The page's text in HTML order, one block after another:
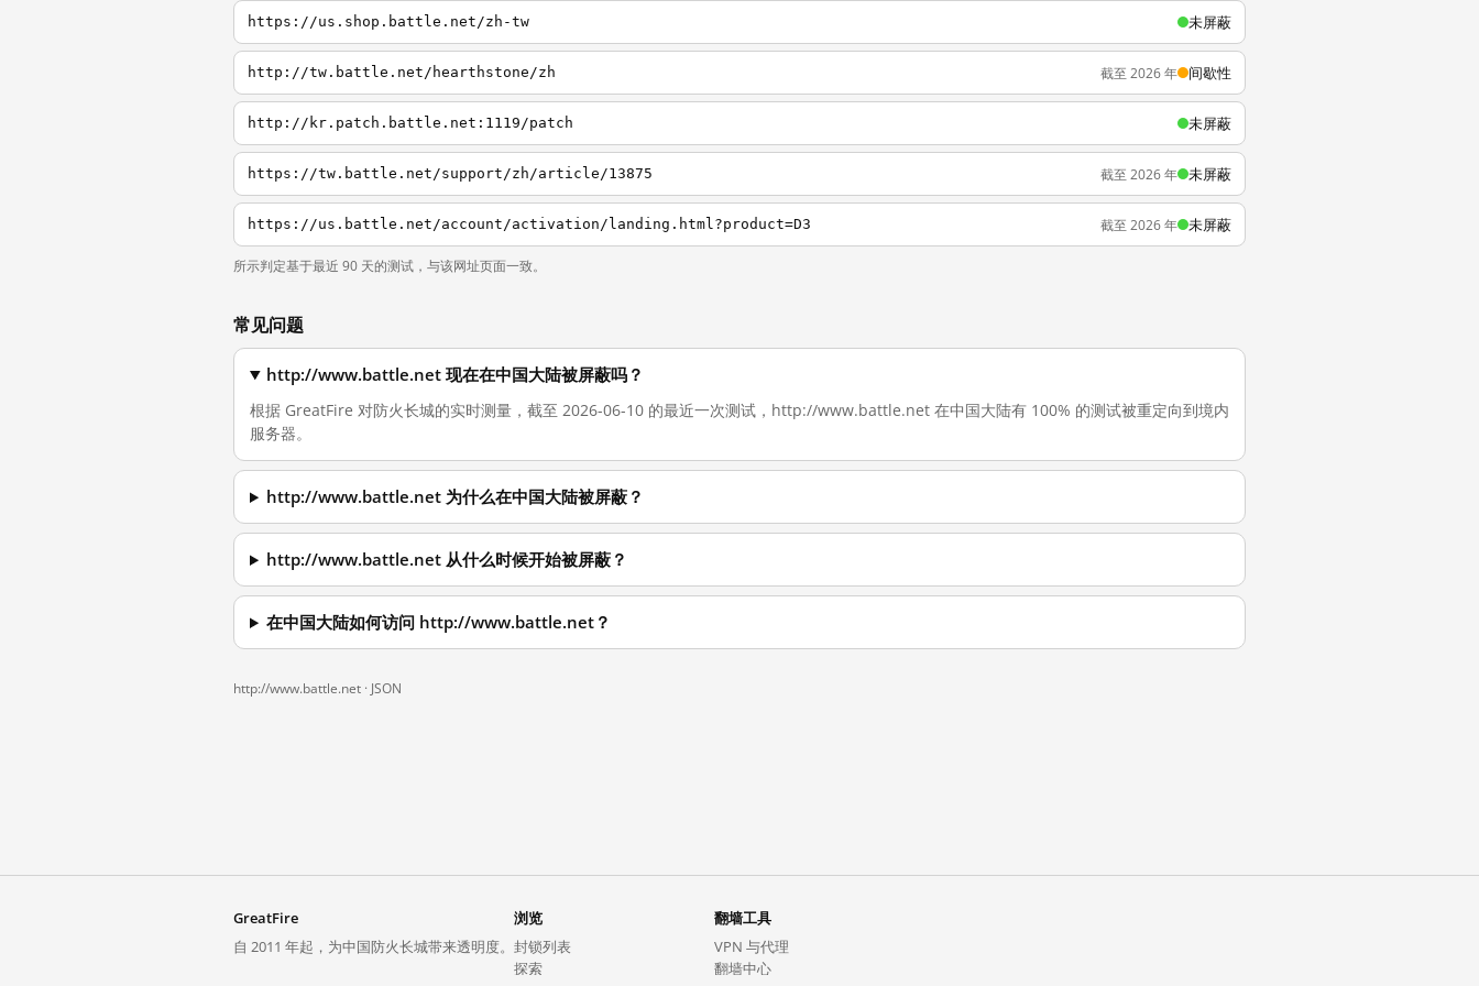
https://us.shop.battle.net/zh-tw 未屏蔽
http://tw.battle.net/hearthstone/zh 截至 2026 年 间歇性
http://kr.patch.battle.net:1119/patch 未屏蔽
https://tw.battle.net/support/zh/article/13875 截至 2026 年 未屏蔽
https://us.battle.net/account/activation/landing.html?product=D3 截至 2026 年 未屏蔽
所示判定基于最近 90 天的测试，与该网址页面一致。
常见问题
http://www.battle.net 现在在中国大陆被屏蔽吗？
根据 GreatFire 对防火长城的实时测量，截至 2026-06-10 的最近一次测试，http://www.battle.net 在中国大陆有 100% 的测试被重定向到境内
服务器。
http://www.battle.net 为什么在中国大陆被屏蔽？
http://www.battle.net 从什么时候开始被屏蔽？
在中国大陆如何访问 http://www.battle.net？
http://www.battle.net · JSON
GreatFire
自 2011 年起，为中国防火长城带来透明度。
浏览
封锁列表
探索
翻墙工具
VPN 与代理
翻墙中心